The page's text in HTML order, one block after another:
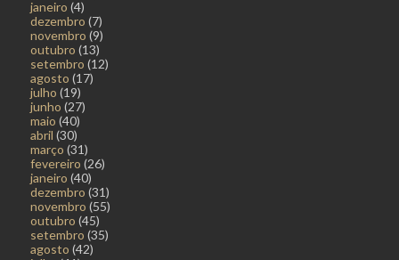
janeiro (4)
dezembro (7)
novembro (9)
outubro (13)
setembro (12)
agosto (17)
julho (19)
junho (27)
maio (40)
abril (30)
março (31)
fevereiro (26)
janeiro (40)
dezembro (31)
novembro (55)
outubro (45)
setembro (35)
agosto (42)